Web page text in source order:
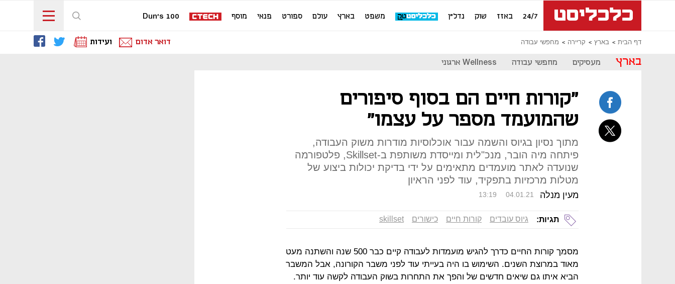
24/7 באזז שוק נדל"ן משפט בארץ עולם ספורט פנאי מוסף Dun's 100
דף הבית בארץ קריירה מחפשי עבודה דואר אדום ועידות
בארץ מעסיקים מחפשי עבודה Wellness ארגוני
"קורות חיים הם בסוף סיפורים
שהמועמד מספר על עצמו"
מתוך נסיון בגיוס והשמה עבור אוכלוסיות מודרות משוק העבודה,
פיתחה מיה הובר, מנכ"לית ומייסדת משותפת ב-Skillset, פלטפורמה
שנועדה לאתר מועמדים מתאימים על ידי בדיקת יכולות ביצוע של
מטלות מרכזיות בתפקיד, עוד לפני הראיון
מעין מנלה 13:19 04.01.21
תגיות: גיוס עובדים קורות חיים כישורים skillset
מסמך קורות החיים כדרך להגיש מועמדות לעבודה קיים כבר 500 שנה והשתנה מעט
מאוד במרוצת השנים. השימוש בו היה בעייתי עוד לפני משבר הקורונה, אבל המשבר
הביא איתו גם שיאים חדשים של והפך את התחרות בשוק העבודה לקשה עוד יותר.